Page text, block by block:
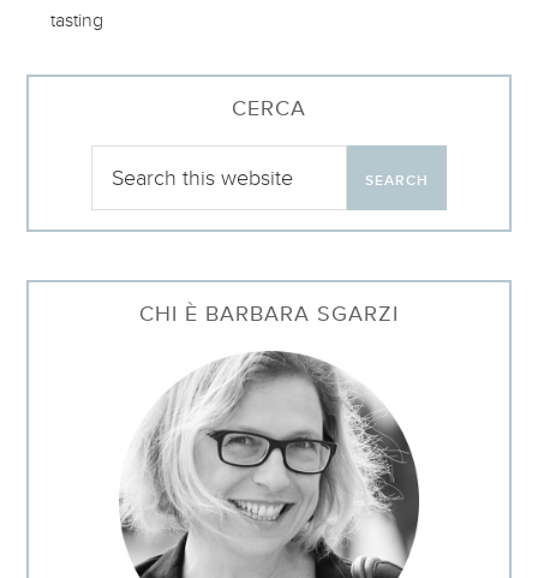
tasting
CERCA
CHI È BARBARA SGARZI